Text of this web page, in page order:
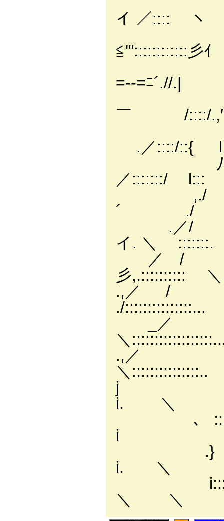
イ ／:::: ヽ
≦'"::::::::::::彡ｲ
=-‐=ﾆ´.//.|
￣ /::::/
.／::::/::{ l
八
／:::::::/ l:::
,./
´ ./
.／/ .i
イ. ＼ :::::::.
／ / i
彡,.::::::::::
.,／ /
./
_／
＼
.,／
＼
j
i.
、
i
.}
i.
＼